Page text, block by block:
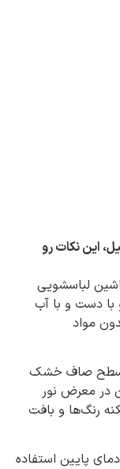
این نکات رو
لباسشویی
با دست و با آب
مواد
سطح صاف خشک
در معرض نور
رنگ‌ها و بافت
دمای پایین استفاده